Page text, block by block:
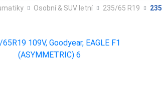
Osobní & SUV letní 235/65 R19